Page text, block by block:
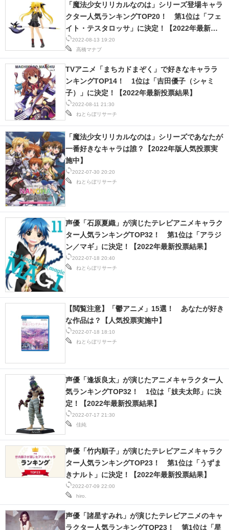
2022-08-13 19:20
高橋マナブ
「魔法少女リリカルなのは」シリーズ登場キャラ
クター人気ランキングTOP20！ 第1位は「フェ
イト・テスタロッサ」に決定！【2022年最新投
票結果】
2022-08-11 21:30
ねとらぼリサーチ
TVアニメ「まちカドまぞく」で好きなキャララ
ンキングTOP14！ 1位は「吉田優子（シャミ
子）」に決定！【2022年最新投票結果】
2022-07-30 20:20
ねとらぼリサーチ
「魔法少女リリカルなのは」シリーズであなたが
一番好きなキャラは誰？【2022年版人気投票実
施中】
2022-07-18 20:40
ねとらぼリサーチ
声優「石原夏織」が演じたテレビアニメキャラク
ター人気ランキングTOP32！ 第1位は「アラジ
ン／マギ」に決定！【2022年最新投票結果】
2022-07-18 18:10
ねとらぼリサーチ
【閲覧注意】「鬱アニメ」15選！ あなたが好き
な作品は？【人気投票実施中】
2022-07-17 21:30
佳純
声優「逢坂良太」が演じたアニメキャラクター人
気ランキングTOP32！ 1位は「妓夫太郎」に決
定！【2022年最新投票結果】
2022-07-09 22:00
hiro.
声優「竹内順子」が演じたテレビアニメキャラク
ター人気ランキングTOP23！ 第1位は「うずま
きナルト」に決定！【2022年最新投票結果】
声優「諸星すみれ」が演じたテレビアニメのキャ
ラクター人気ランキングTOP23！ 第1位は「星